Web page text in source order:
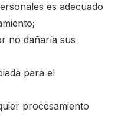
es adecuado
no dañaría sus
para el
procesamiento